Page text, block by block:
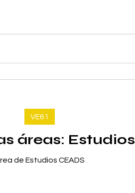
áreas: Estudios
de Estudios CEADS
VE61